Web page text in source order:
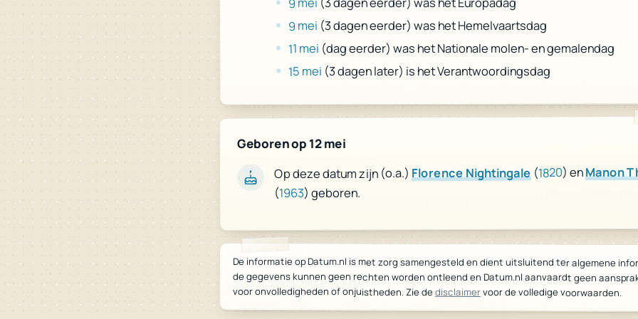
9 mei (3 dagen eerder) was het Hemelvaartsdag
11 mei (dag eerder) was het Nationale molen- en gemalendag
15 mei (3 dagen later) is het Verantwoordingsdag
Geboren op 12 mei
Op deze datum zijn (o.a.)Florence Nightingale(1820) enManon
(1963) geboren.
De informatie op Datum.nl is met zorg samengesteld en dient uitsluitend ter algemene
de gegevens kunnen geen rechten worden ontleend en Datum.nl aanvaardt geen
voor onvolledigheden of onjuistheden. Zie de disclaimervoor de volledige voorwaarden.